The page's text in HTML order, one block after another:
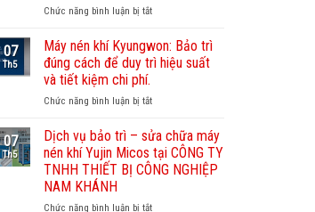
Chức năng bình luận bị tắtở
vụ
bảo
dưỡng
nén
Sullair
–
Nam
Khánh
nghiệp,
07
Th5
Máy nén khí Kyungwon: Bảo trì
đúng cách để duy trì hiệu suất
và tiết kiệm chi phí.
Chức năng bình luận bị tắtở
nén
khí
Kyungwon:
Bảo
đúng
07
Th5
Dịch vụ bảo trì – sửa chữa máy
nén khí Yujin Micos tại CÔNG TY
TNHH THIẾT BỊ CÔNG NGHIỆP
NAM KHÁNH
Chức năng bình luận bị tắtở